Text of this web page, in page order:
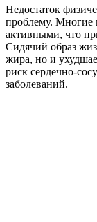
Недостаток
проблему. Многие
активными, что
Сидячий образ
жира, но и
риск сердечно-
заболеваний.